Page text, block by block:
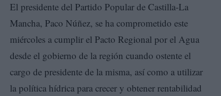
El presidente del Partido Popular de Castilla-La
Mancha, Paco Núñez, se ha comprometido este
miércoles a cumplir el Pacto Regional por el Agua
desde el gobierno de la región cuando ostente el
cargo de presidente de la misma, así como a utilizar
la política hídrica para crecer y obtener rentabilidad